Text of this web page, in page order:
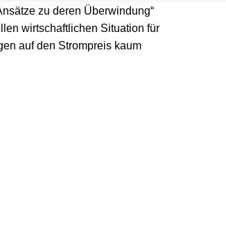
zu deren Überwindung“
wirtschaftlichen Situation für
auf den Strompreis kaum